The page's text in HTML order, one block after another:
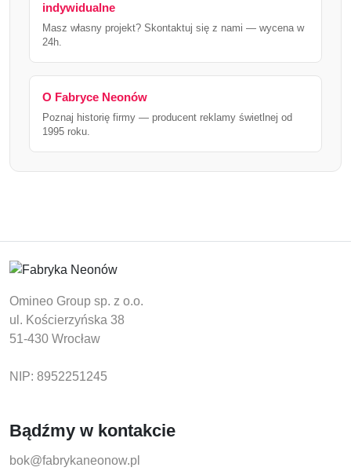
indywidualne
Masz własny projekt? Skontaktuj się z nami — wycena w
24h.
O Fabryce Neonów
Poznaj historię firmy — producent reklamy świetlnej od
1995 roku.
Omineo Group sp. z o.o.
ul. Kościerzyńska 38
51-430 Wrocław
NIP: 8952251245
Bądźmy w kontakcie
bok@fabrykaneonow.pl